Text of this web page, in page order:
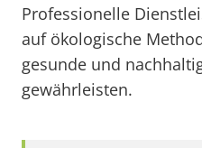
Professionelle
auf ökologische
gesunde und
gewährleisten.